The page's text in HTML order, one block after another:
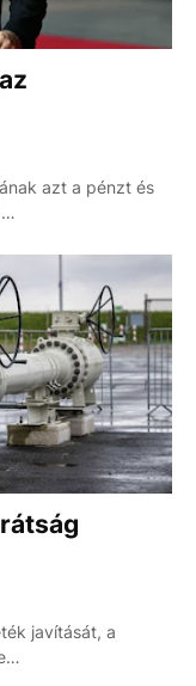
azt a pénzt és
…
javítását, a